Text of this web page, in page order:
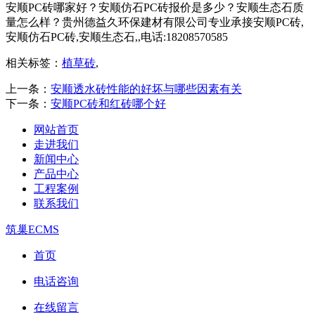
安顺PC砖哪家好？安顺仿石PC砖报价是多少？安顺生态石质
量怎么样？贵州德益久环保建材有限公司专业承接安顺PC砖,
安顺仿石PC砖,安顺生态石,,电话:18208570585
相关标签： 植草砖,
上一条： 安顺透水砖性能的好坏与哪些因素有关
下一条： 安顺PC砖和红砖哪个好
网站首页
走进我们
新闻中心
产品中心
工程案例
联系我们
筑巢ECMS
首页
电话咨询
在线留言